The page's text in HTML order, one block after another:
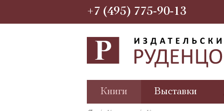
+7 (495) 775-90-13
Книги Выставки